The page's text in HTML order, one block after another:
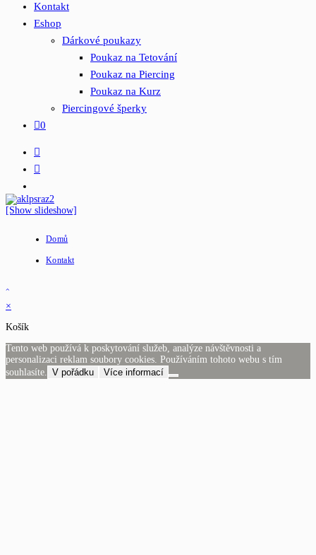
Kontakt
Eshop
Dárkové poukazy
Poukaz na Tetování
Poukaz na Piercing
Poukaz na Kurz
Piercingové šperky
0
[Show slideshow]
Domů
Kontakt
×
Košík
Tento web používá k poskytování služeb, analýze návštěvnosti a
personalizaci reklam soubory cookies. Používáním tohoto webu s tím
souhlasíte. V pořádku Více informací